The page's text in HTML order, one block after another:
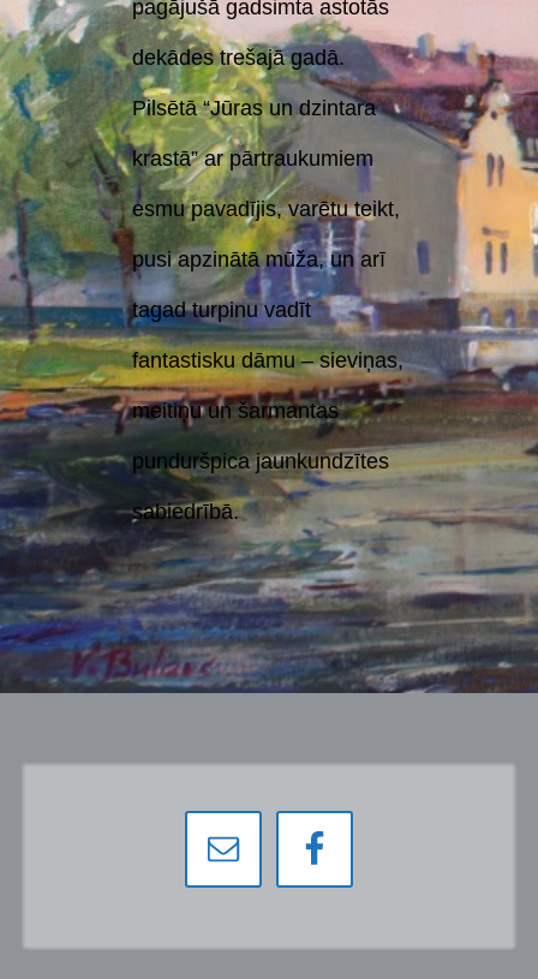
pagājušā gadsimta astotās
dekādes trešajā gadā.
Pilsētā “Jūras un dzintara
krastā” ar pārtraukumiem
esmu pavadījis, varētu teikt,
pusi apzinātā mūža, un arī
tagad turpinu vadīt
fantastisku dāmu – sieviņas,
meitiņu un šarmantas
punduršpica jaunkundzītes
sabiedrībā.